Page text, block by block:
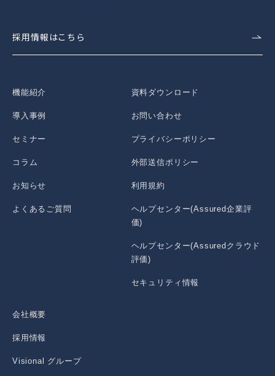
採用情報はこちら
機能紹介
導入事例
セミナー
コラム
お知らせ
よくあるご質問
資料ダウンロード
お問い合わせ
プライバシーポリシー
外部送信ポリシー
利用規約
ヘルプセンター(Assured企業評
価)
ヘルプセンター(Assuredクラウド
評価)
セキュリティ情報
会社概要
採用情報
Visional グループ